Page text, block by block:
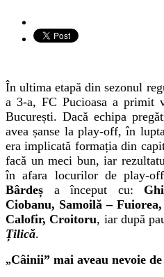
În ultima etapă din sezonul
a 3-a, FC Pucioasa a primit
București. Dacă echipa
avea șanse la play-off, în
era implicată formația din
facă un meci bun, iar
în afara locurilor de play-
Bârdeș a început cu:
Ciobanu, Samoilă –
Calofir, Croitoru, iar după
Țilică.
„Câinii” mai aveau nevoie